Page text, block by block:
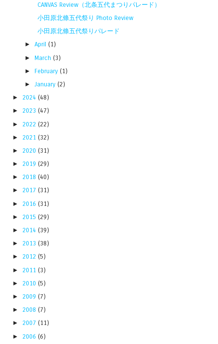
CANVAS Review（北条五代まつりパレード）
小田原北條五代祭り Photo Review
小田原北條五代祭りパレード
►April (1)
►March (3)
►February (1)
►January (2)
► 2024 (48)
► 2023 (47)
► 2022 (22)
► 2021 (32)
► 2020 (31)
► 2019 (29)
► 2018 (40)
► 2017 (31)
► 2016 (31)
► 2015 (29)
► 2014 (39)
► 2013 (38)
► 2012 (5)
► 2011 (3)
► 2010 (5)
► 2009 (7)
► 2008 (7)
► 2007 (11)
► 2006 (6)